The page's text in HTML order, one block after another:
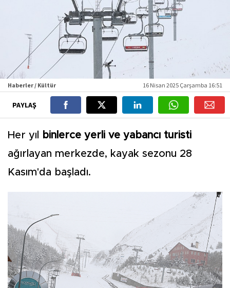
Haberler / Kültür 16 Nisan 2025 Çarşamba 16:51
PAYLAŞ
Her yıl
binlerce yerli ve yabancı turisti
ağırlayan merkezde, kayak sezonu 28
Kasım'da başladı.